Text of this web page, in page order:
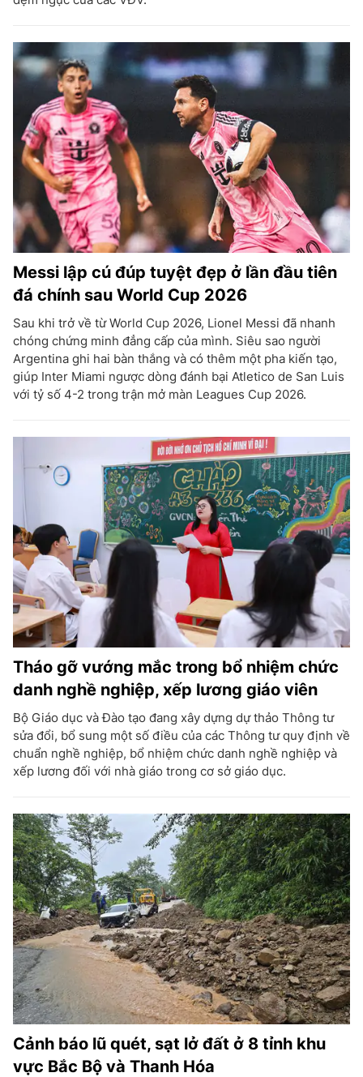
Messi lập cú đúp tuyệt đẹp ở lần đầu tiên
đá chính sau World Cup 2026
Sau khi trở về từ World Cup 2026, Lionel Messi đã nhanh
chóng chứng minh đẳng cấp của mình. Siêu sao người
Argentina ghi hai bàn thắng và có thêm một pha kiến tạo,
giúp Inter Miami ngược dòng đánh bại Atletico de San Luis
với tỷ số 4-2 trong trận mở màn Leagues Cup 2026.
Tháo gỡ vướng mắc trong bổ nhiệm chức
danh nghề nghiệp, xếp lương giáo viên
Bộ Giáo dục và Đào tạo đang xây dựng dự thảo Thông tư
sửa đổi, bổ sung một số điều của các Thông tư quy định về
chuẩn nghề nghiệp, bổ nhiệm chức danh nghề nghiệp và
xếp lương đối với nhà giáo trong cơ sở giáo dục.
Cảnh báo lũ quét, sạt lở đất ở 8 tỉnh khu
vực Bắc Bộ và Thanh Hóa